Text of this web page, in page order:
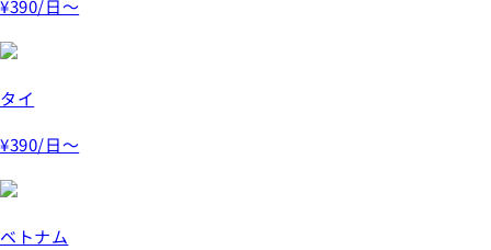
¥390/日～
タイ
¥390/日～
ベトナム